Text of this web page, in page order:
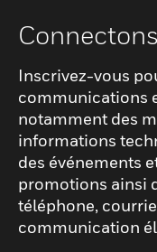
Inscrivez-vous
communications
notamment des
informations
des événements
promotions ainsi
téléphone,
communication